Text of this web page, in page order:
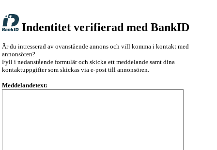
Indentitet verifierad med BankID
Är du intresserad av ovanstående annons och vill komma i kontakt med
annonsören?
Fyll i nedanstående formulär och skicka ett meddelande samt dina
kontaktuppgifter som skickas via e-post till annonsören.
Meddelandetext: